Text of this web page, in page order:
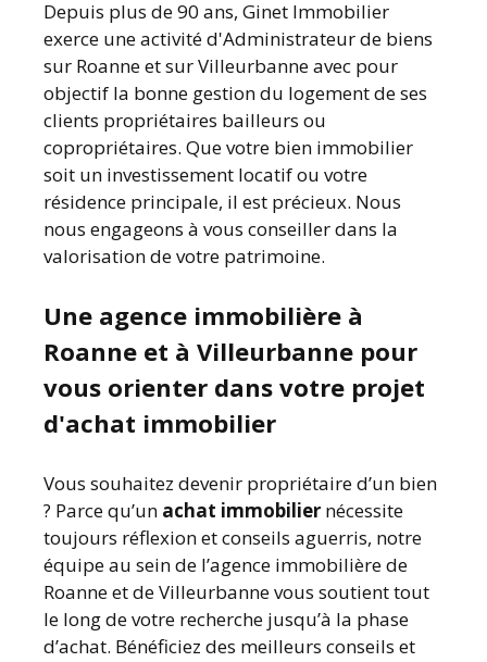
Depuis plus de 90 ans, Ginet Immobilier
exerce une activité d'Administrateur de biens
sur Roanne et sur Villeurbanne avec pour
objectif la bonne gestion du logement de ses
clients propriétaires bailleurs ou
copropriétaires. Que votre bien immobilier
soit un investissement locatif ou votre
résidence principale, il est précieux. Nous
nous engageons à vous conseiller dans la
valorisation de votre patrimoine.
Une agence immobilière à
Roanne et à Villeurbanne pour
vous orienter dans votre projet
d'achat immobilier
Vous souhaitez devenir propriétaire d’un bien
? Parce qu’un achat immobilier nécessite
toujours réflexion et conseils aguerris, notre
équipe au sein de l’agence immobilière de
Roanne et de Villeurbanne vous soutient tout
le long de votre recherche jusqu’à la phase
d’achat. Bénéficiez des meilleurs conseils et